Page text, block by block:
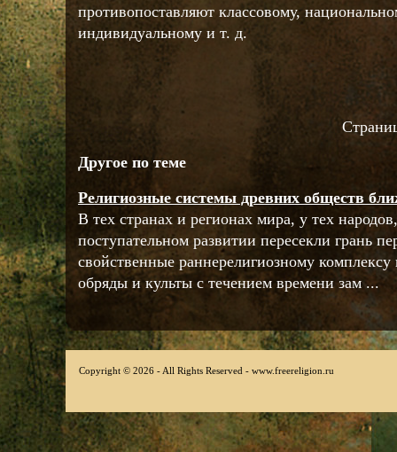
противопоставляют классовому,
индивидуальному и т. д.
Другое по теме
Религиозные системы древних обществ
В тех странах и регионах мира, у тех
поступательном развитии пересекли грань
свойственные раннерелигиозному комплексу
обряды и культы с течением времени зам ...
Copyright © 2026 - All Rights Reserved - www.freereligion.ru